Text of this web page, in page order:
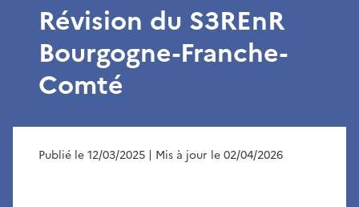
Révision du S3REnR
Bourgogne-Franche-
Comté
Publié le 12/03/2025 | Mis à jour le 02/04/2026